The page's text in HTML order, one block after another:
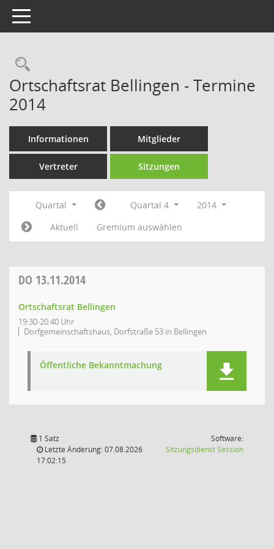
Toggle navigation
Rechercheauswahl
Ortschaftsrat Bellingen - Termine
2014
Informationen Mitglieder
Vertreter Sitzungen
Quartal Quartal 4
2014
Aktuell
Gremium auswählen
DO 13.11.2014
Ortschaftsrat Bellingen
19:30-20:40 Uhr
Dorfgemeinschaftshaus, Dorfstraße 53 in Bellingen
Öffentliche Bekanntmachung
1 Satz
Letzte Änderung: 07.08.2026
17:02:15
Software:
SitzungsdienstSession(Wird in